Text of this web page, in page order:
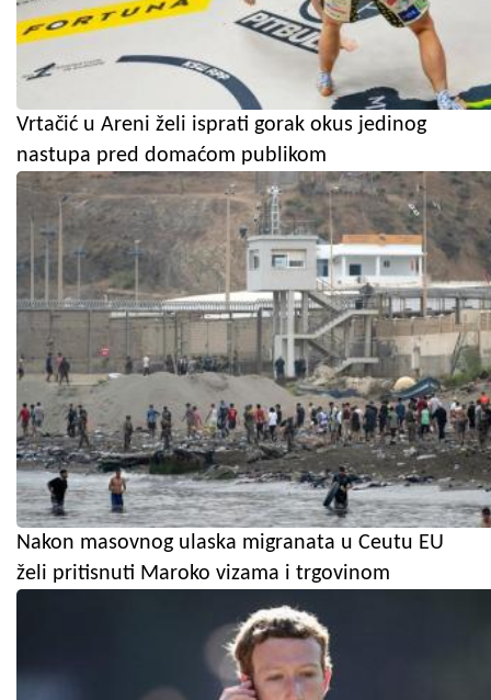
Vrtačić u Areni želi isprati gorak okus jedinog
nastupa pred domaćom publikom
Nakon masovnog ulaska migranata u Ceutu EU
želi pritisnuti Maroko vizama i trgovinom